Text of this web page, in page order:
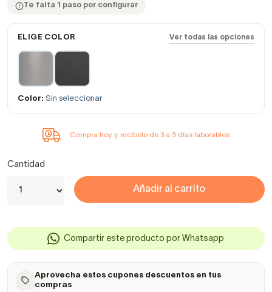
Te falta 1 paso por configurar
ELIGE COLOR Ver todas las opciones
Color: Sin seleccionar
Compra hoy y recíbelo de 3 a 5 días laborables
Cantidad
Añadir al carrito
Compartir este producto por Whatsapp
Aprovecha estos cupones descuentos en tus
compras